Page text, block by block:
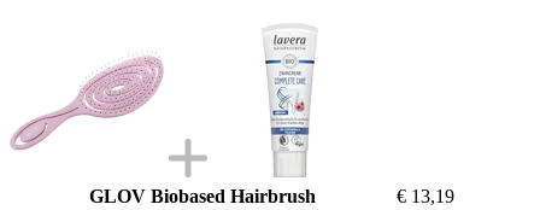
GLOV Biobased Hairbrush
€ 13,19